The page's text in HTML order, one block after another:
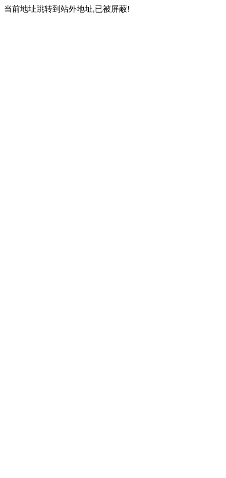
当前地址跳转到站外地址,已被屏蔽!